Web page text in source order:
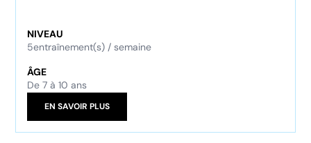
NIVEAU
5entraînement(s) / semaine
ÂGE
De 7 à 10 ans
EN SAVOIR PLUS